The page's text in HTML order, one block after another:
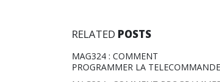
RELATED POSTS
MAG324 : COMMENT
PROGRAMMER LA TELECOMMANDE